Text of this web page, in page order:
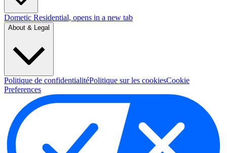
Dometic Residential, opens in a new tab
About & Legal
Politique de confidentialitéPolitique sur les cookiesCookie
Preferences